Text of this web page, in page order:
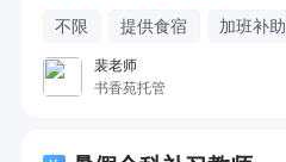
不限 提供食宿 加班补助
裴老师
书香苑托管